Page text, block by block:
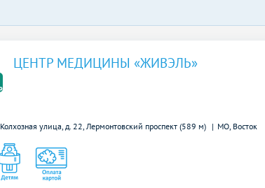
ЦЕНТР МЕДИЦИНЫ «ЖИВЭЛЬ»
улица, д. 22, Лермонтовский проспект (589 м) МО, Восток